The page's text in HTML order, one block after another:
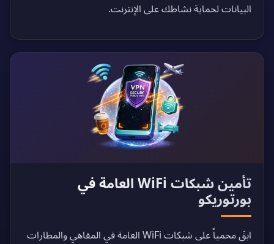
البيانات لحماية نشاطك على الإنترنت.
تأمين شبكات WiFi العامة في
بورتوريكو
ابقَ محمياً على شبكات WiFi العامة في المقاهي والمطارات